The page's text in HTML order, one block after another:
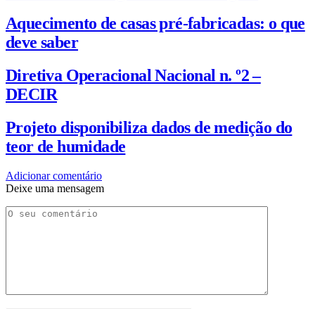
Aquecimento de casas pré-fabricadas: o que
deve saber
Diretiva Operacional Nacional n. º2 –
DECIR
Projeto disponibiliza dados de medição do
teor de humidade
Adicionar comentário
Deixe uma mensagem